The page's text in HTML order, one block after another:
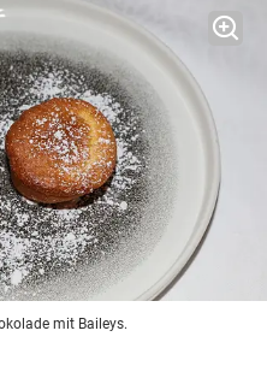
mit Baileys.